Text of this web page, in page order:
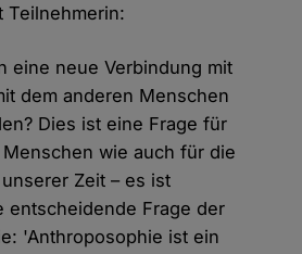
Teilnehmerin:
eine neue Verbindung mit
dem anderen Menschen
Dies ist eine Frage für
wie auch für die
Zeit – es ist
entscheidende Frage der
'Anthroposophie ist ein